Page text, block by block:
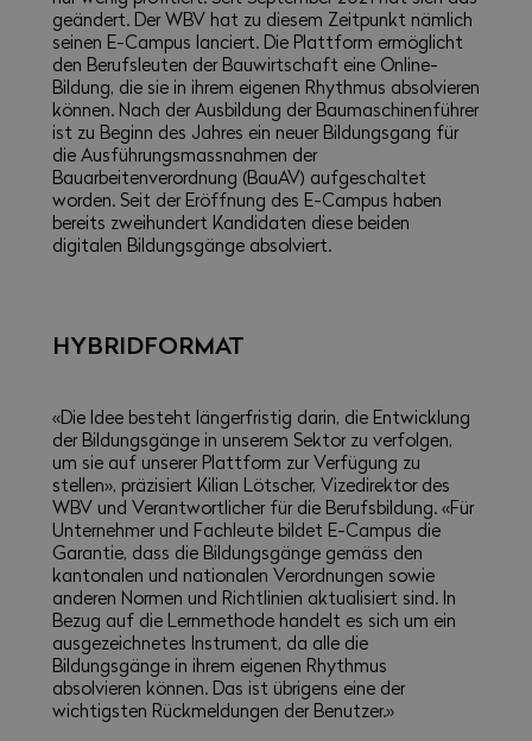
geändert. Der WBV hat zu diesem Zeitpunkt nämlich
seinen E-Campus lanciert. Die Plattform ermöglicht
den Berufsleuten der Bauwirtschaft eine Online-
Bildung, die sie in ihrem eigenen Rhythmus absolvieren
können. Nach der Ausbildung der Baumaschinenführer
ist zu Beginn des Jahres ein neuer Bildungsgang für
die Ausführungsmassnahmen der
Bauarbeitenverordnung (BauAV) aufgeschaltet
worden. Seit der Eröffnung des E-Campus haben
bereits zweihundert Kandidaten diese beiden
digitalen Bildungsgänge absolviert.
HYBRIDFORMAT
«Die Idee besteht längerfristig darin, die Entwicklung
der Bildungsgänge in unserem Sektor zu verfolgen,
um sie auf unserer Plattform zur Verfügung zu
stellen», präzisiert Kilian Lötscher, Vizedirektor des
WBV und Verantwortlicher für die Berufsbildung. «Für
Unternehmer und Fachleute bildet E-Campus die
Garantie, dass die Bildungsgänge gemäss den
kantonalen und nationalen Verordnungen sowie
anderen Normen und Richtlinien aktualisiert sind. In
Bezug auf die Lernmethode handelt es sich um ein
ausgezeichnetes Instrument, da alle die
Bildungsgänge in ihrem eigenen Rhythmus
absolvieren können. Das ist übrigens eine der
wichtigsten Rückmeldungen der Benutzer.»